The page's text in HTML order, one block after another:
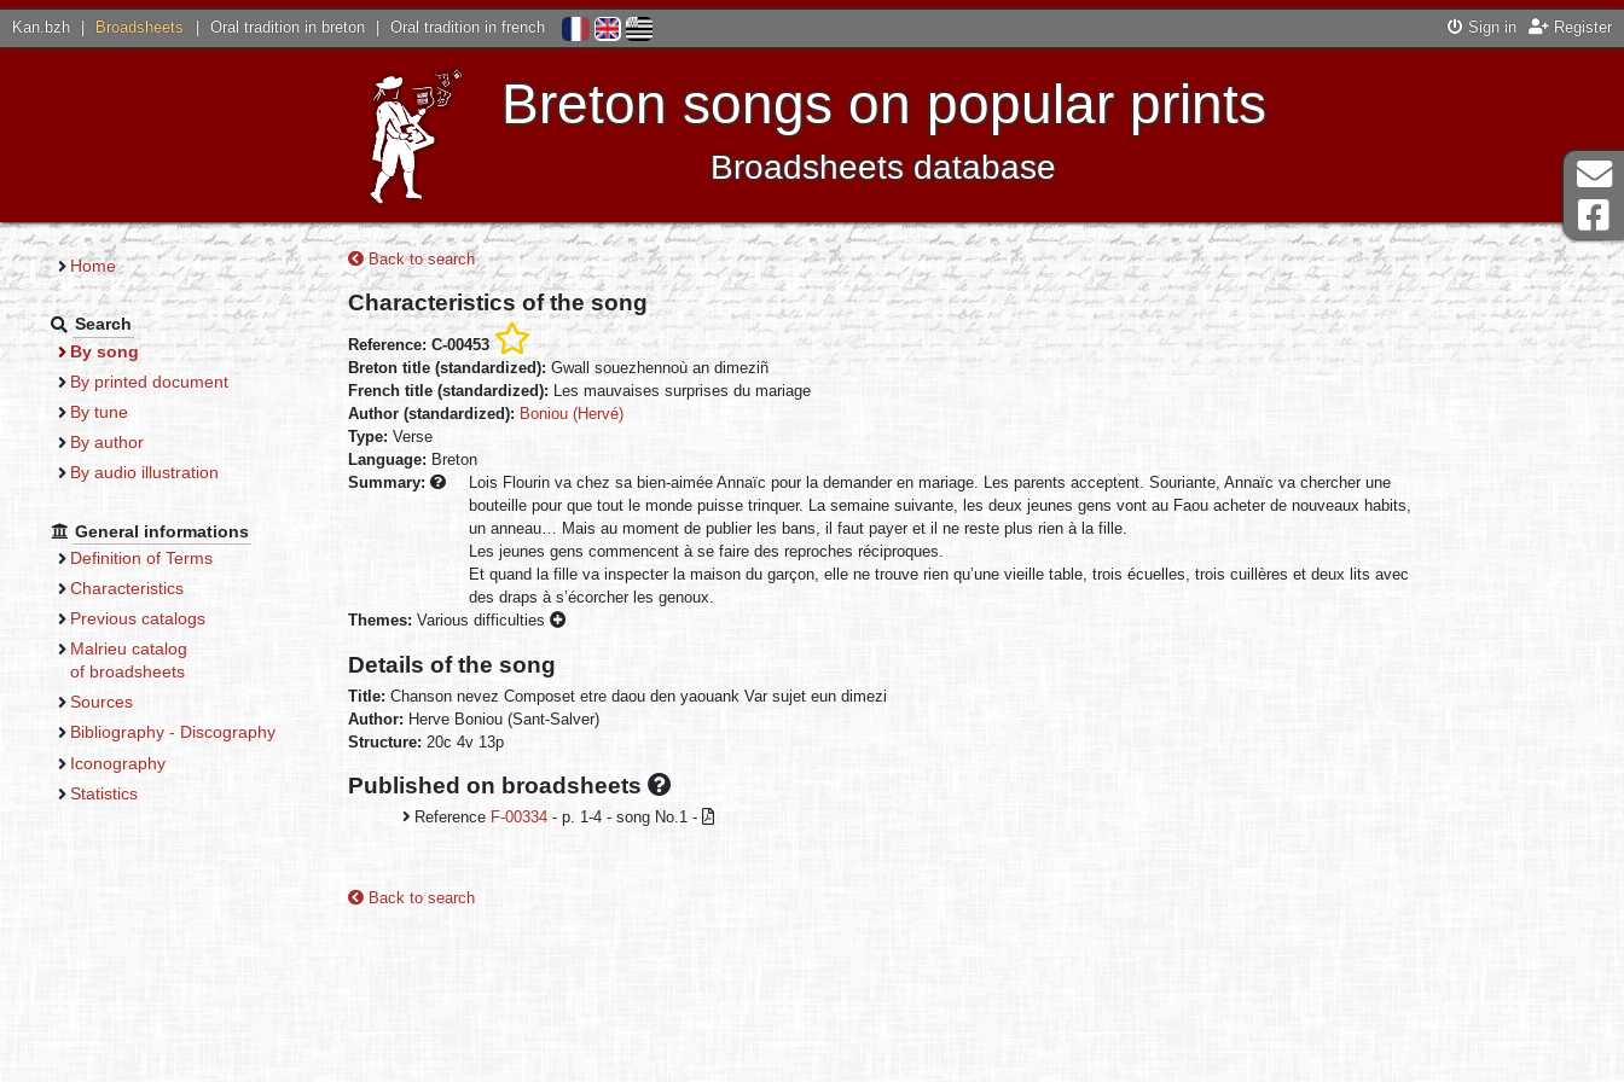
Kan.bzh Broadsheets Oral tradition in breton Oral tradition in french Sign in Register
Breton songs on popular prints
Broadsheets database
Home
Search
By song
By printed document
By tune
By author
By audio illustration
General informations
Definition of Terms
Characteristics
Previous catalogs
Malrieu catalog
of broadsheets
Sources
Bibliography - Discography
Iconography
Statistics
Back to search
Characteristics of the song
Reference: C-00453
Breton title (standardized): Gwall souezhennoù an dimeziñ
French title (standardized): Les mauvaises surprises du mariage
Author (standardized): Boniou (Hervé)
Type: Verse
Language: Breton
Summary:
Lois Flourin va chez sa bien-aimée Annaïc pour la demander en mariage. Les parents acceptent. Souriante, Annaïc va chercher une
bouteille pour que tout le monde puisse trinquer. La semaine suivante, les deux jeunes gens vont au Faou acheter de nouveaux habits,
un anneau… Mais au moment de publier les bans, il faut payer et il ne reste plus rien à la fille.
Les jeunes gens commencent à se faire des reproches réciproques.
Et quand la fille va inspecter la maison du garçon, elle ne trouve rien qu’une vieille table, trois écuelles, trois cuillères et deux lits avec
des draps à s’écorcher les genoux.
Themes: Various difficulties
Details of the song
Title: Chanson nevez Composet etre daou den yaouank Var sujet eun dimezi
Author: Herve Boniou (Sant-Salver)
Structure: 20c 4v 13p
Published on broadsheets
Reference F-00334 - p. 1-4 - song No.1 -
Back to search